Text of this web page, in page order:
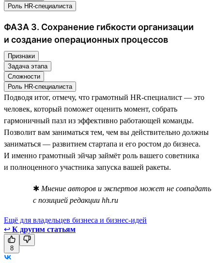
Роль HR-специалиста
ФАЗА 3. Сохранение гибкости организации
и создание операционных процессов
Признаки
Задача этапа
Сложности
Роль HR-специалиста
Подводя итог, отмечу, что грамотный HR-специалист — это
человек, который поможет оценить момент, собрать
гармоничный пазл из эффективно работающей команды.
Позволит вам заниматься тем, чем вы действительно должны
заниматься — развитием стартапа и его ростом до бизнеса.
И именно грамотный эйчар займёт роль вашего советника
и полноценного участника запуска вашей ракеты.
✱ Мнение авторов и экспертов может не совпадать
с позицией редакции hh.ru
Ещё для владельцев бизнеса и бизнес-идей
↩ К другим статьям
8